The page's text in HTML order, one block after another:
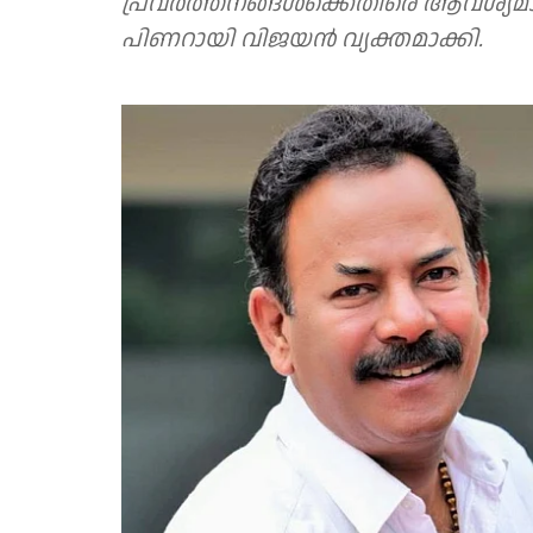
പിണറായി വിജയൻ വ്യക്തമാക്കി.